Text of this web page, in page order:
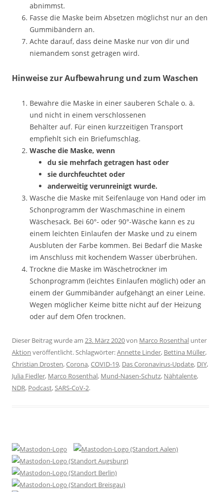
abnimmst.
Fasse die Maske beim Absetzen möglichst nur an den
Gummibändern an.
Achte darauf, dass deine Maske nur von dir und
niemandem sonst getragen wird.
Hinweise zur Aufbewahrung und zum Waschen
Bewahre die Maske in einer sauberen Schale o. ä.
und nicht in einem verschlossenen
Behälter auf. Für einen kurzzeitigen Transport
empfiehlt sich ein Briefumschlag.
Wasche die Maske, wenn
du sie mehrfach getragen hast oder
sie durchfeuchtet oder
anderweitig verunreinigt wurde.
Wasche die Maske mit Seifenlauge von Hand oder im
Schonprogramm der Waschmaschine in einem
Wäschesack. Bei 60°- oder 90°-Wäsche kann es zu
einem leichten Einlaufen der Maske und zu einem
Ausbluten der Farbe kommen. Bei Bedarf die Maske
im Anschluss mit kochendem Wasser überbrühen.
Trockne die Maske im Wäschetrockner im
Schonprogramm (leichtes Einlaufen möglich) oder an
einem der Gummibänder aufgehängt an einer Leine.
Wegen möglicher Keime bitte nicht auf der Heizung
oder auf dem Ofen trocknen.
Dieser Beitrag wurde am 23. März 2020von Marco Rosenthal unter
Aktion veröffentlicht. Schlagwörter:Annette Linder, Bettina Müller,
Christian Drosten,Corona,COVID-19, Das Coronavirus-Update, DIY,
Julia Fiedler, Marco Rosenthal, Mund-Nasen-Schutz, Nähtalente,
NDR, Podcast,SARS-CoV-2.